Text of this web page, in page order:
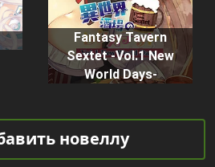
Fantasy Tavern
Sextet -Vol.1 New
World Days-
новеллу